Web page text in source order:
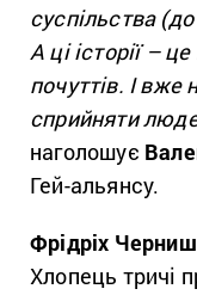
суспільства
А ці історії –
почуттів. І вже
сприйняти
наголошує
Гей-альянсу.
Фрідріх
Хлопець тричі